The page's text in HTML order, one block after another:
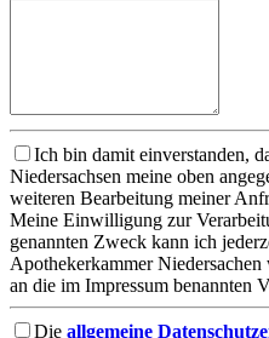
Ich bin damit einverstanden,
Niedersachsen meine oben
weiteren Bearbeitung meiner
Meine Einwilligung zur
genannten Zweck kann ich
Apothekerkammer
an die im Impressum benannten
Die allgemeine